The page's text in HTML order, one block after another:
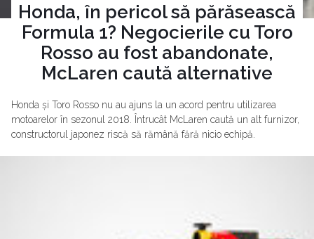
Honda, în pericol să părăsească
Formula 1? Negocierile cu Toro
Rosso au fost abandonate,
McLaren caută alternative
Honda și Toro Rosso nu au ajuns la un acord pentru utilizarea
motoarelor în sezonul 2018. Întrucât McLaren caută un alt furnizor,
constructorul japonez riscă să rămână fără nicio echipă.